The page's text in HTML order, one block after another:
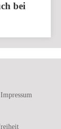
bei
Impressum